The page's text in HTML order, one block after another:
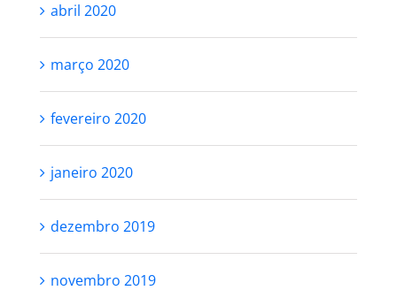
abril 2020
março 2020
fevereiro 2020
janeiro 2020
dezembro 2019
novembro 2019